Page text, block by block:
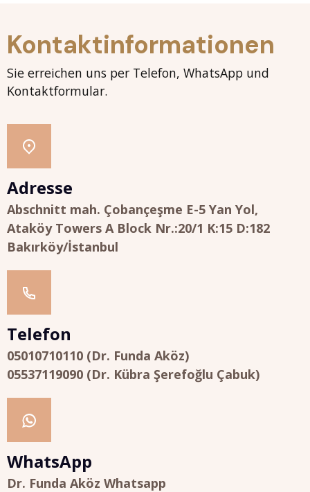
Kontaktinformationen
Sie erreichen uns per Telefon, WhatsApp und
Kontaktformular.
Adresse
Abschnitt mah. Çobançeşme E-5 Yan Yol,
Ataköy Towers A Block Nr.:20/1 K:15 D:182
Bakırköy/İstanbul
Telefon
05010710110 (Dr. Funda Aköz)
05537119090 (Dr. Kübra Şerefoğlu Çabuk)
WhatsApp
Dr. Funda Aköz Whatsapp